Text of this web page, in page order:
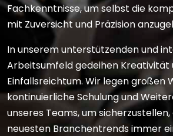
Fachkenntnisse, um selbst die
mit Zuversicht und Präzision
In unserem unterstützenden und
Arbeitsumfeld gedeihen Kreativität
Einfallsreichtum. Wir legen großen
kontinuierliche Schulung und
unseres Teams, um sicherzustellen,
neuesten Branchentrends immer